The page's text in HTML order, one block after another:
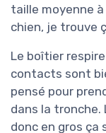
taille moyenne
chien, je trouve
Le boîtier
contacts sont
pensé pour
dans la tronche.
donc en gros